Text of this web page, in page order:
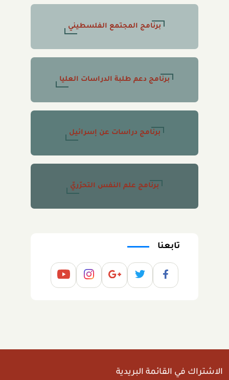
برنامج المجتمع الفلسطيني
برنامج دعم طلبة الدراسات العليا
برنامج دراسات عن إسرائيل
برنامج علم النفس التحرّريّ
تابعنا
الاشتراك في القائمة البريدية